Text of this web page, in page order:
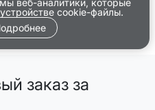
веб-аналитики, которые
cookie-файлы.
заказ за